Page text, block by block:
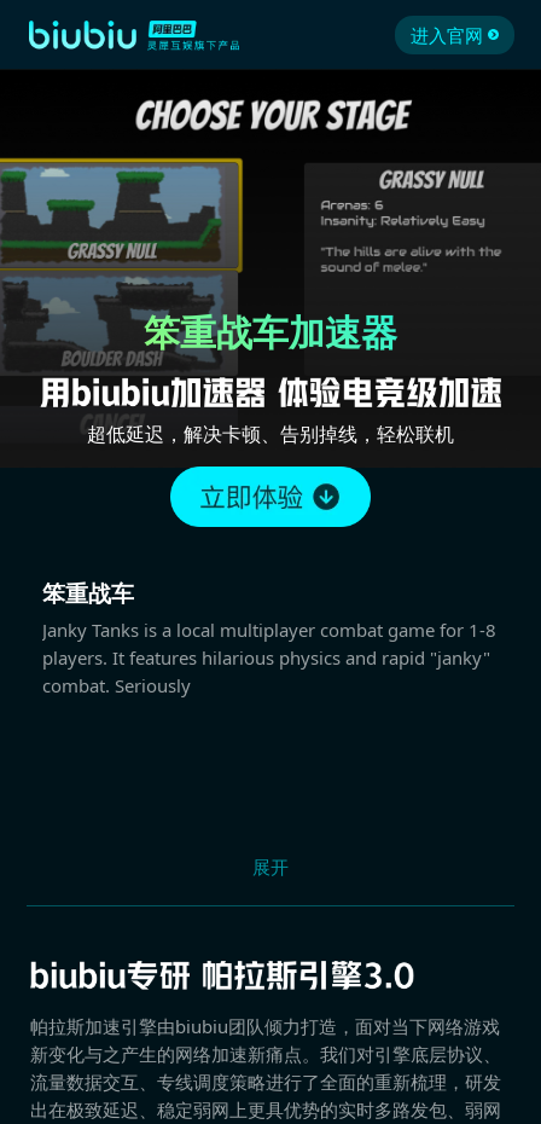
进入官网
笨重战车加速器
超低延迟，解决卡顿、告别掉线，轻松联机
笨重战车
Janky Tanks is a local multiplayer combat game for 1-8
players. It features hilarious physics and rapid "janky"
combat. Seriously
展开
帕拉斯加速引擎由biubiu团队倾力打造，面对当下网络游戏
新变化与之产生的网络加速新痛点。我们对引擎底层协议、
流量数据交互、专线调度策略进行了全面的重新梳理，研发
出在极致延迟、稳定弱网上更具优势的实时多路发包、弱网